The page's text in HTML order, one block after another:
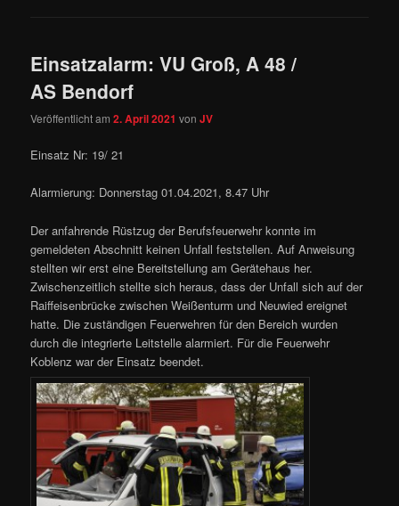
Einsatzalarm: VU Groß, A 48 /
AS Bendorf
Veröffentlicht am2. April 2021 vonJV
Einsatz Nr: 19/ 21
Alarmierung: Donnerstag 01.04.2021, 8.47 Uhr
Der anfahrende Rüstzug der Berufsfeuerwehr konnte im
gemeldeten Abschnitt keinen Unfall feststellen. Auf Anweisung
stellten wir erst eine Bereitstellung am Gerätehaus her.
Zwischenzeitlich stellte sich heraus, dass der Unfall sich auf der
Raiffeisenbrücke zwischen Weißenturm und Neuwied ereignet
hatte. Die zuständigen Feuerwehren für den Bereich wurden
durch die integrierte Leitstelle alarmiert. Für die Feuerwehr
Koblenz war der Einsatz beendet.